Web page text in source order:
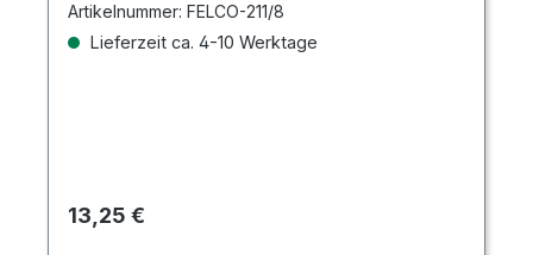
Artikelnummer: FELCO-211/8
Lieferzeit ca. 4-10 Werktage
Regulärer Preis:
13,25 €